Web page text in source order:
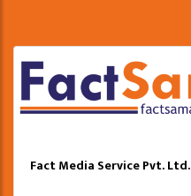
Fact Media Service Pvt. Ltd.